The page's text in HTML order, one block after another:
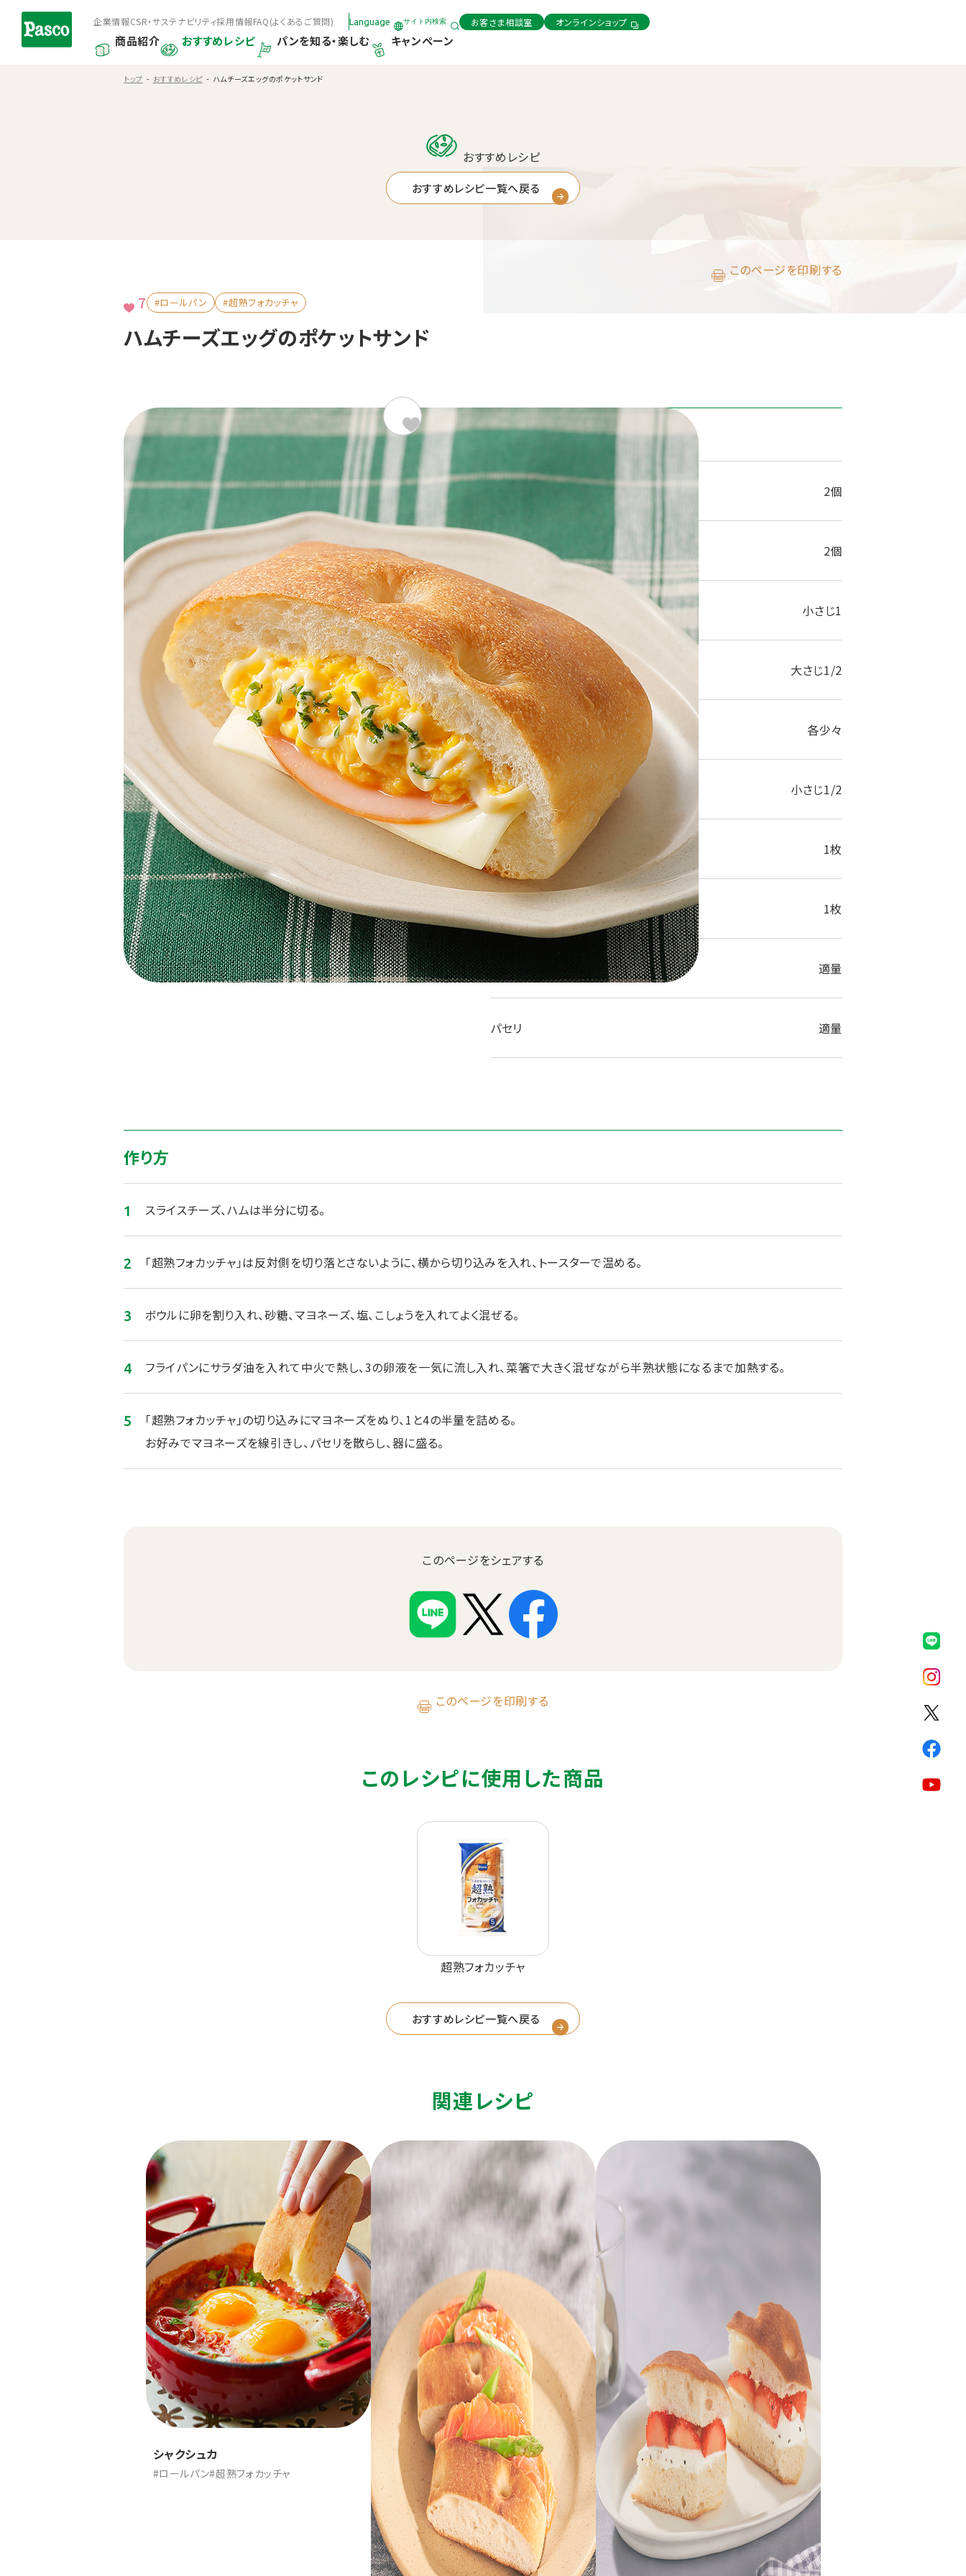
商品紹介 おすすめレシピ パンを知る・楽しむ キャンペーン
サイト内検索
Language
企業情報CSR・サステナビリティ採用情報FAQ(よくあるご質問) お客さま相談室 オンラインショップ
トップ おすすめレシピ ハムチーズエッグのポケットサンド
おすすめレシピ
おすすめレシピ一覧へ戻る
ハムチーズエッグのポケットサンド
7 #ロールパン #超熟フォカッチャ
このページを印刷する
材料（2人分）280kcal/1人分
超熟フォカッチャ 2個
2個
砂糖 小さじ1
マヨネーズ 大さじ1/2
塩、こしょう 各少々
サラダ油 小さじ1/2
スライスチーズ 1枚
ハム 1枚
マヨネーズ 適量
パセリ 適量
作り方
スライスチーズ、ハムは半分に切る。
「超熟フォカッチャ」は反対側を切り落とさないように、横から切り込みを入れ、トースターで温める。
ボウルに卵を割り入れ、砂糖、マヨネーズ、塩、こしょうを入れてよく混ぜる。
フライパンにサラダ油を入れて中火で熱し、3の卵液を一気に流し入れ、菜箸で大きく混ぜながら半熟状態になるまで加熱する。
「超熟フォカッチャ」の切り込みにマヨネーズをぬり、1と4の半量を詰める。
お好みでマヨネーズを線引きし、パセリを散らし、器に盛る。
このページをシェアする
このページを印刷する
このレシピに使用した商品
超熟フォカッチャ
おすすめレシピ一覧へ戻る
関連レシピ
シャクシュカ
#ロールパン#超熟フォカッチャ